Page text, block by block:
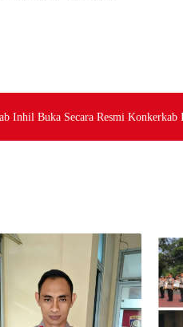
Inhil Buka Secara Resmi Konkerkab